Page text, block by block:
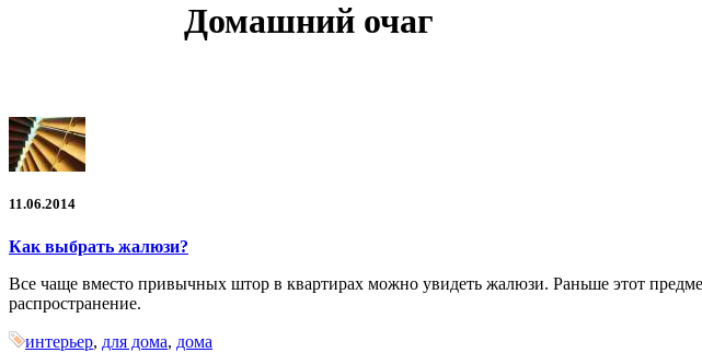
Домашний очаг
11.06.2014
Как выбрать жалюзи?
Все чаще вместо привычных штор в квартирах можно увидеть жалюзи. Раньше этот
распространение.
интерьер, для дома, дома